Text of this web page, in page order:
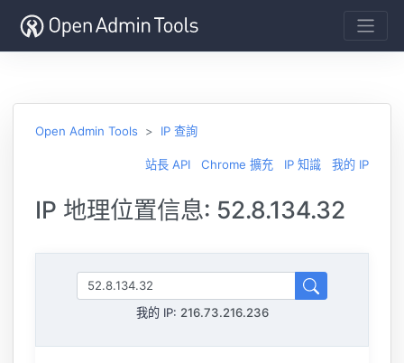
Open Admin Tools IP 查詢
站長 API Chrome 擴充 IP 知識 我的 IP
IP 地理位置信息: 52.8.134.32
我的 IP: 216.73.216.236